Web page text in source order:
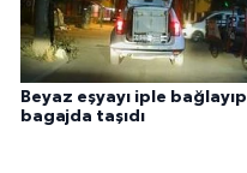
Beyaz eşyayı iple bağlayıp
bagajda taşıdı